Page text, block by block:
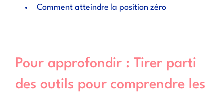
Comment atteindre la position zéro
Pour approfondir : Tirer parti
des outils pour comprendre les